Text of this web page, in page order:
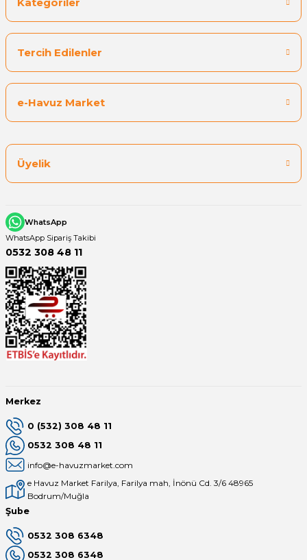
Tercih Edilenler
e-Havuz Market
Üyelik
WhatsApp
WhatsApp Sipariş Takibi
0532 308 48 11
Merkez
0 (532) 308 48 11
0532 308 48 11
info@e-havuzmarket.com
e Havuz Market Farilya, Farilya mah, İnönü Cd. 3/6 48965
Bodrum/Muğla
Şube
0532 308 6348
0532 308 6348